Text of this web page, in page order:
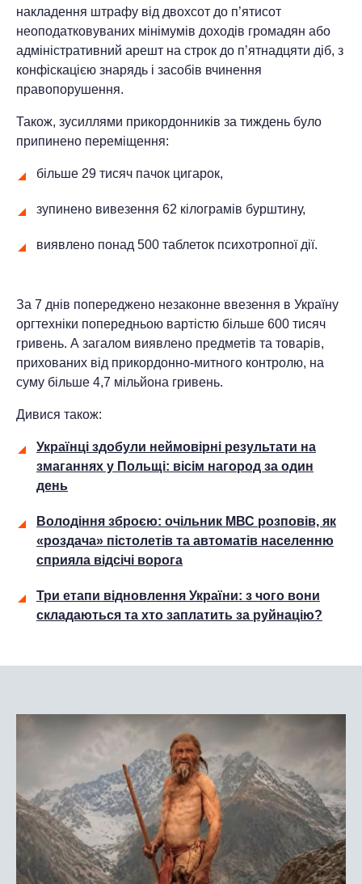
накладення штрафу від двохсот до п’ятисот
неоподатковуваних мінімумів доходів громадян або
адміністративний арешт на строк до п’ятнадцяти діб, з
конфіскацією знарядь і засобів вчинення
правопорушення.
Також, зусиллями прикордонників за тиждень було
припинено переміщення:
більше 29 тисяч пачок цигарок,
зупинено вивезення 62 кілограмів бурштину,
виявлено понад 500 таблеток психотропної дії.
За 7 днів попереджено незаконне ввезення в Україну
оргтехніки попередньою вартістю більше 600 тисяч
гривень. А загалом виявлено предметів та товарів,
прихованих від прикордонно-митного контролю, на
суму більше 4,7 мільйона гривень.
Дивися також:
Українці здобули неймовірні результати на
змаганнях у Польщі: вісім нагород за один
день
Володіння зброєю: очільник МВС розповів, як
«роздача» пістолетів та автоматів населенню
сприяла відсічі ворога
Три етапи відновлення України: з чого вони
складаються та хто заплатить за руйнацію?